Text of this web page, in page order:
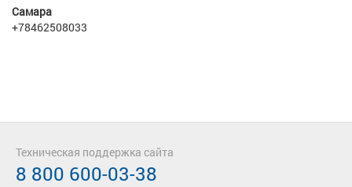
Самара
+78462508033
Техническая поддержка сайта
8 800 600-03-38